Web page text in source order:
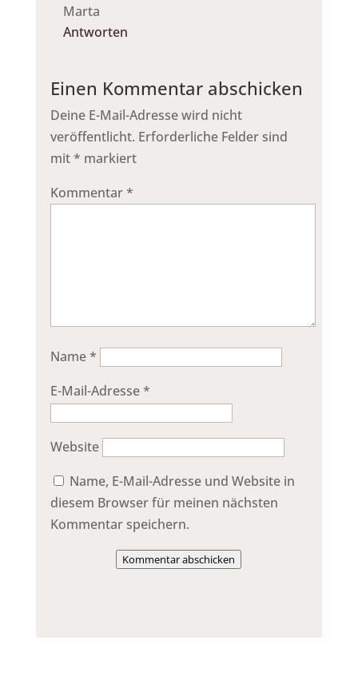
Marta
Antworten
Einen Kommentar abschicken
Deine E-Mail-Adresse wird nicht
veröffentlicht. Erforderliche Felder sind
mit* markiert
Kommentar*
Name*
E-Mail-Adresse*
Website
Name, E-Mail-Adresse und Website in
diesem Browser für meinen nächsten
Kommentar speichern.
Kommentar abschicken